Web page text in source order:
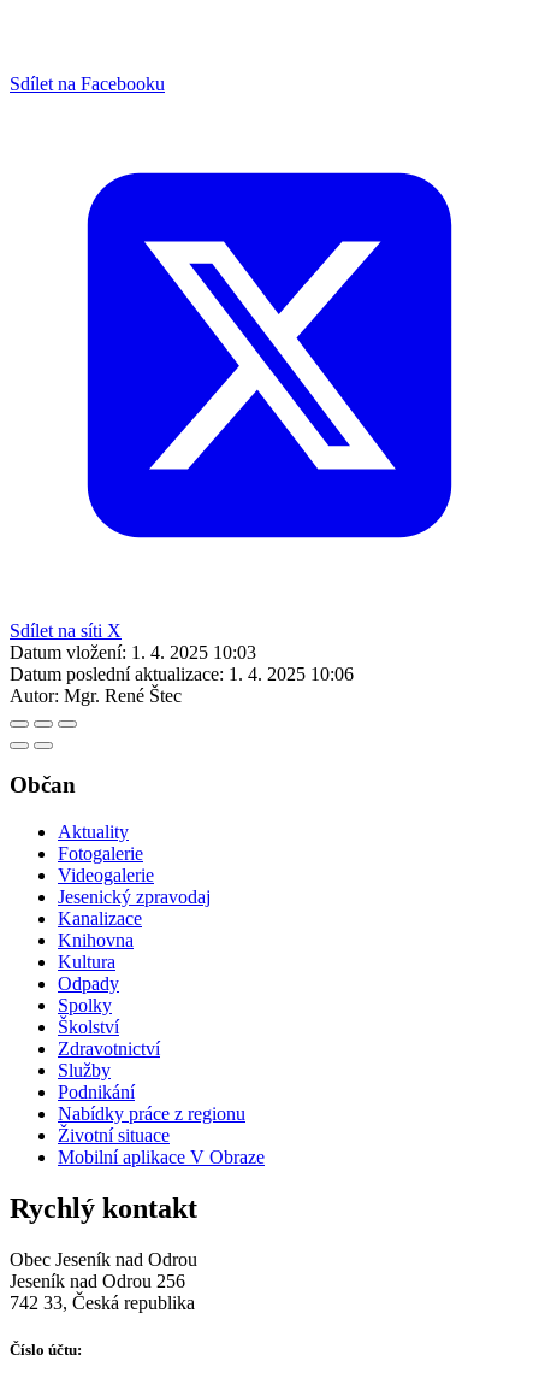
Sdílet na Facebooku
Sdílet na síti X
Datum vložení: 1. 4. 2025 10:03
Datum poslední aktualizace: 1. 4. 2025 10:06
Autor: Mgr. René Štec
Občan
Aktuality
Fotogalerie
Videogalerie
Jesenický zpravodaj
Kanalizace
Knihovna
Kultura
Odpady
Spolky
Školství
Zdravotnictví
Služby
Podnikání
Nabídky práce z regionu
Životní situace
Mobilní aplikace V Obraze
Rychlý kontakt
Obec Jeseník nad Odrou
Jeseník nad Odrou 256
742 33, Česká republika
Číslo účtu: